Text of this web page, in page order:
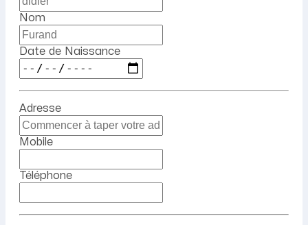
Nom
Date de Naissance
Adresse
Mobile
Téléphone